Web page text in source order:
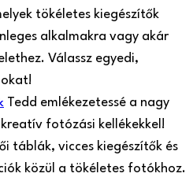
tökéletes kiegészítők
alkalmakra vagy akár
Válassz egyedi,
Tedd emlékezetessé a nagy
fotózási kellékekkel!
táblák, vicces kiegészítők és
közül a tökéletes fotókhoz.